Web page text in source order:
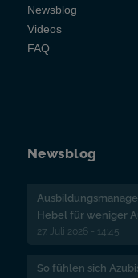
Newsblog
Videos
FAQ
Newsblog
Hebel für weniger
27. Juli 2026 - 14:45
So fühlen sich